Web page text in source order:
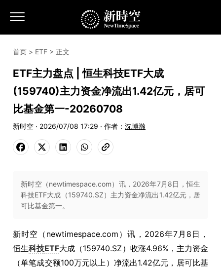
首页 > ETF > 正文
ETF主力盘点 | 恒生科技ETF大成
(159740)主力资金净流出1.42亿元，居可
比基金第一-20260708
新时空 · 2026/07/08 17:29 · 作者： 沈博瀚
新时空（newtimespace.com）讯，2026年7月8日，恒生
科技ETF大成（159740.SZ）主力资金净流出1.42亿元，居
可比基金第一。
新时空（ newtimespace.com ）讯， 2026年7月8日，
恒生科技ETF大成（159740.SZ）收涨4.96%，主力资金
（单笔成交额100万元以上）净流出1.42亿元，居可比基